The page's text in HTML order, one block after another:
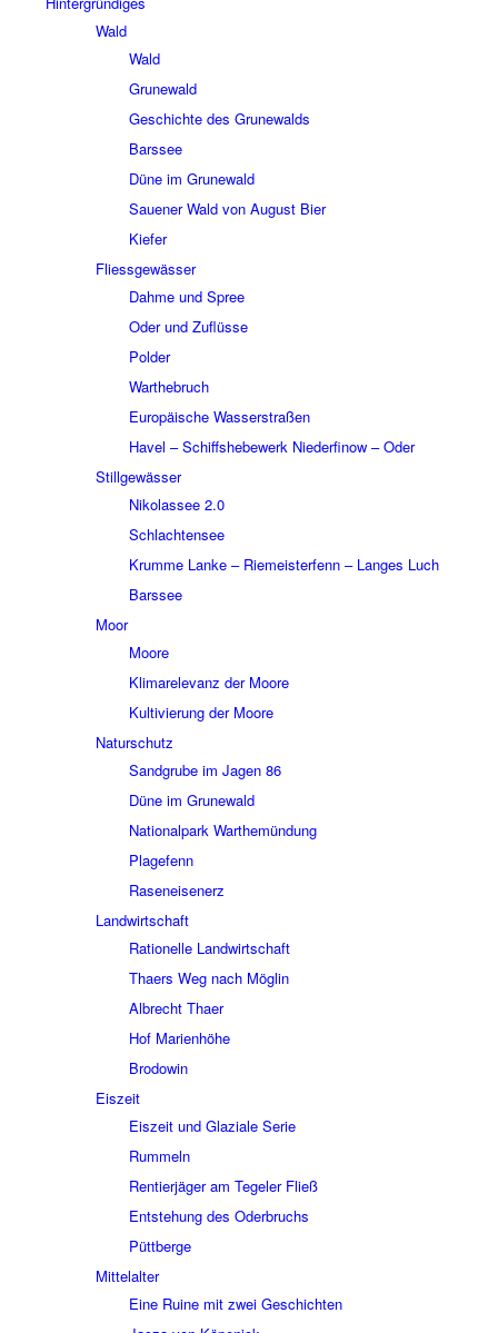
Wald
Wald
Grune­wald
Geschichte des Grune­walds
Bars­see
Düne im Grune­wald
Saue­ner Wald von August Bier
Kiefer
Fliess­ge­wäs­ser
Dahme und Spree
Oder und Zuflüsse
Polder
Wart­he­bruch
Euro­päi­sche Wasser­stra­ßen
Havel – Schiffs­he­be­werk Nieder­fi­now – Oder
Still­ge­wäs­ser
Niko­las­see 2.0
Schlach­ten­see
Krumme Lanke – Riemei­ster­fenn – Langes Luch
Bars­see
Moor
Moore
Klima­re­le­vanz der Moore
Kulti­vie­rung der Moore
Natur­schutz
Sand­grube im Jagen 86
Düne im Grune­wald
Natio­nal­park Warthe­mün­dung
Plage­fenn
Rasen­ei­sen­erz
Land­wirt­schaft
Ratio­nelle Land­wirt­schaft
Thaers Weg nach Möglin
Albrecht Thaer
Hof Mari­en­höhe
Brodo­win
Eiszeit
Eiszeit und Glaziale Serie
Rummeln
Rentier­jä­ger am Tege­ler Fließ
Entste­hung des Oder­bruchs
Pütt­berge
Mittel­al­ter
Eine Ruine mit zwei Geschich­ten